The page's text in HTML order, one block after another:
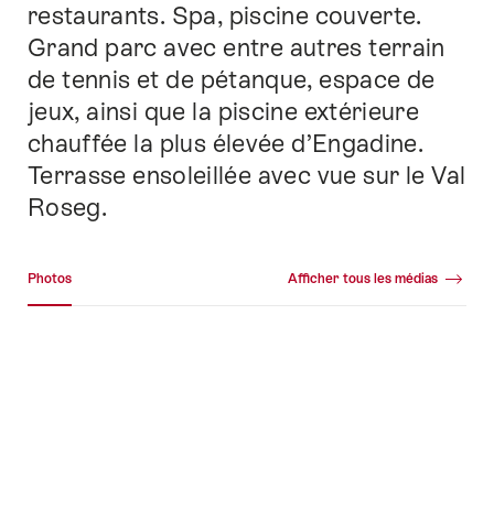
restaurants. Spa, piscine couverte.
Grand parc avec entre autres terrain
de tennis et de pétanque, espace de
jeux, ainsi que la piscine extérieure
chauffée la plus élevée d’Engadine.
Terrasse ensoleillée avec vue sur le Val
Roseg.
Photos Afficher tous les médias